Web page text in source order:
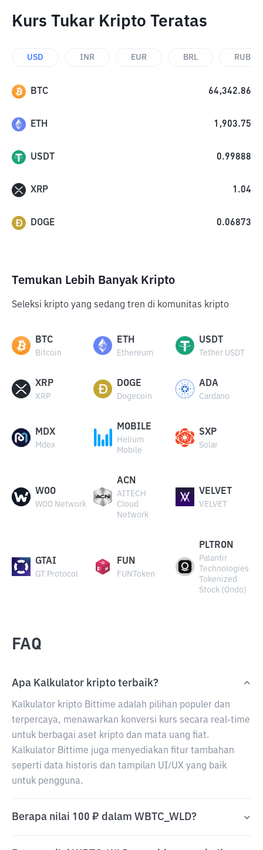
Kurs Tukar Kripto Teratas
USD INR EUR BRL RUB
BTC 64,342.86
ETH 1,903.75
USDT 0.99888
XRP 1.04
DOGE 0.06873
Temukan Lebih Banyak Kripto
Seleksi kripto yang sedang tren di komunitas kripto
BTC
Bitcoin
ETH
Ethereum
USDT
Tether USDT
XRP
XRP
DOGE
Dogecoin
ADA
Cardano
MDX
Mdex
MOBILE
Helium
Mobile
SXP
Solar
WOO
WOO Network
ACN
AITECH
Cloud
Network
VELVET
VELVET
GTAI
GT Protocol
FUN
FUNToken
PLTRON
Palantir
Technologies
Tokenized
Stock (Ondo)
FAQ
Apa Kalkulator kripto terbaik?
Kalkulator kripto Bittime adalah pilihan populer dan
terpercaya, menawarkan konversi kurs secara real-time
untuk berbagai aset kripto dan mata uang fiat.
Kalkulator Bittime juga menyediakan fitur tambahan
seperti data historis dan tampilan UI/UX yang baik
untuk pengguna.
Berapa nilai 100 ₽ dalam WBTC_WLD?